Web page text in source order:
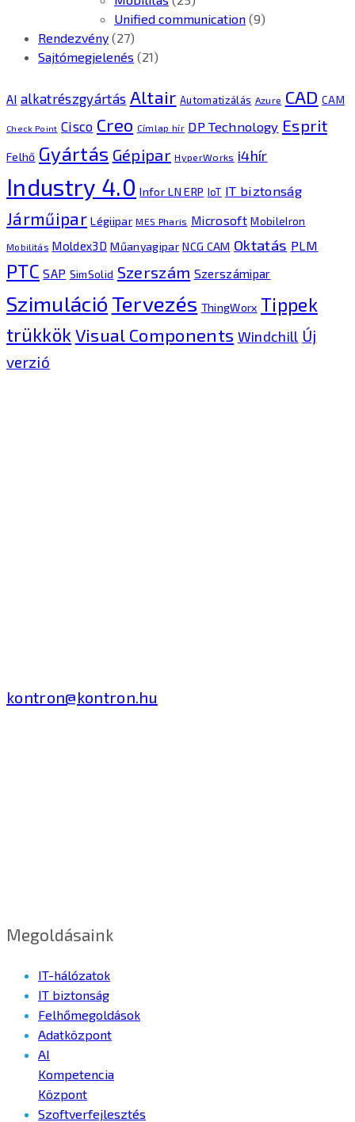
Unified communication (9)
Rendezvény (27)
Sajtómegjelenés (21)
AI alkatrészgyártás Altair Automatizálás Azure CAD CAM
Check Point Cisco Creo Címlap hír DP Technology Esprit
Felhő Gyártás Gépipar HyperWorks i4hír
Industry 4.0 Infor LN ERP IoT IT biztonság
Járműipar Légiipar MES Pharis Microsoft MobileIron
Mobilitás Moldex3D Műanyagipar NCG CAM Oktatás PLM
PTC SAP SimSolid Szerszám Szerszámipar
Szimuláció Tervezés ThingWorx Tippek
trükkök Visual Components Windchill Új
verzió
kontron@kontron.hu
Megoldásaink
IT-hálózatok
IT biztonság
Felhőmegoldások
Adatközpont
AI
Kompetencia
Központ
Szoftverfejlesztés